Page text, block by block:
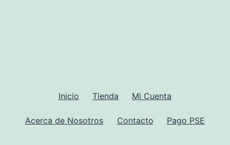
producto
Inicio Tienda Mi Cuenta
Acerca de Nosotros Contacto Pago PSE